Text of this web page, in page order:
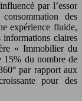
par l’essor
des
expérience fluide,
informations claires
« Immobilier du
15% du nombre de
par rapport aux
pour des